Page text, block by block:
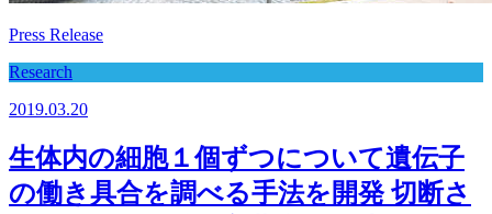
Press Release
Research
2019.03.20
生体内の細胞１個ずつについて遺伝子
の働き具合を調べる手法を開発 切断さ